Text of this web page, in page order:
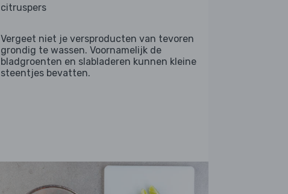
citruspers
Vergeet niet je versproducten van tevoren
grondig te wassen. Voornamelijk de
bladgroenten en slabladeren kunnen kleine
steentjes bevatten.